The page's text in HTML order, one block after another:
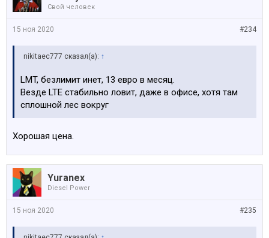
Свой человек
#234
15 ноя 2020
nikitaec777 сказал(а): ↑
LMT, безлимит инет, 13 евро в месяц.
Везде LTE стабильно ловит, даже в офисе, хотя там
сплошной лес вокруг
Хорошая цена.
Yuranex
Diesel Power
#235
15 ноя 2020